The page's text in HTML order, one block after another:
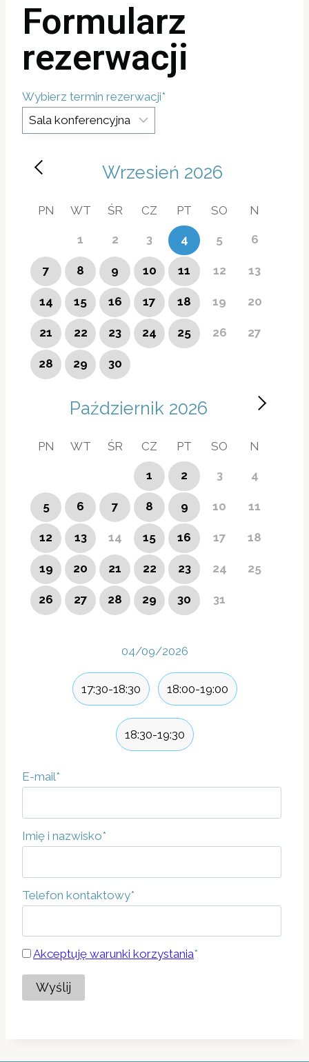
Formularz
rezerwacji
Wybierz termin rezerwacji*
Wrzesień 2026
PN WT ŚR CZ PT SO N
1 2 3 4 5 6
7 8 9 10 11 12 13
14 15 16 17 18 19 20
21 22 23 24 25 26 27
28 29 30
Październik 2026
PN WT ŚR CZ PT SO N
1 2 3 4
5 6 7 8 9 10 11
12 13 14 15 16 17 18
19 20 21 22 23 24 25
26 27 28 29 30 31
04/09/2026
17:30-18:30 18:00-19:00
18:30-19:30
E-mail*
Imię i nazwisko*
Telefon kontaktowy*
Akceptuję warunki korzystania*
Wyślij